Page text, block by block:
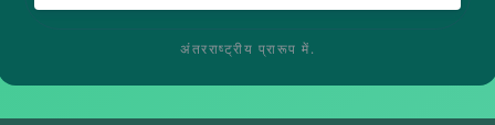
अंतरराष्ट्रीय प्रारूप में.